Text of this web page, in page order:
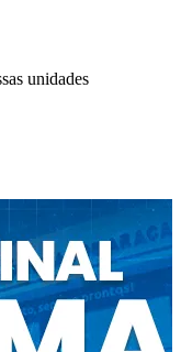
unidades